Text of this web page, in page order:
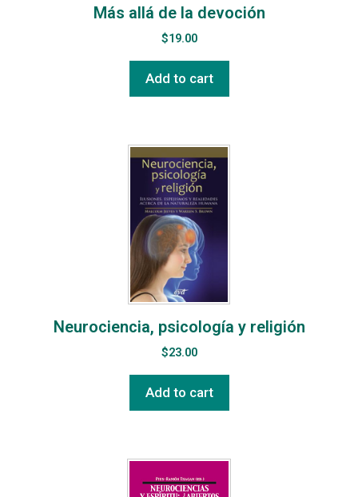
Más allá de la devoción
$19.00
Add to cart
Neurociencia, psicología y religión
$23.00
Add to cart